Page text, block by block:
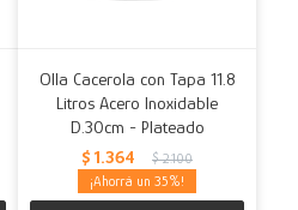
Olla Cacerola con Tapa 11.8
Litros Acero Inoxidable
D.30cm - Plateado
$ 1.364 $ 2.100
35